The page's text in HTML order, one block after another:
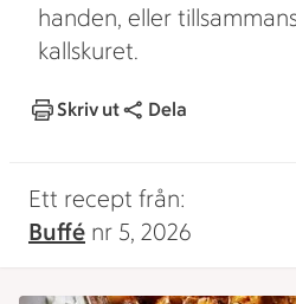
handen, eller
kallskuret.
Skriv ut Dela
Ett recept från:
Buffé nr 5, 2026